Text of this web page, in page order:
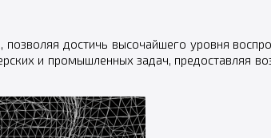
достичь высочайшего уровня
и промышленных задач, предоставляя